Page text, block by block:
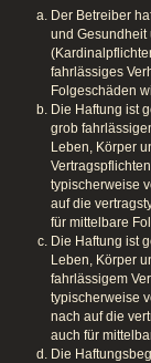
Der Betreiber
und Gesundheit
fahrlässiges
Folgeschäden
Die Haftung ist
grob
Leben, Körper
typischerweise
auf die
für mittelbare
Die Haftung ist
Leben, Körper
fahrlässigem
typischerweise
nach auf die
auch für
Die